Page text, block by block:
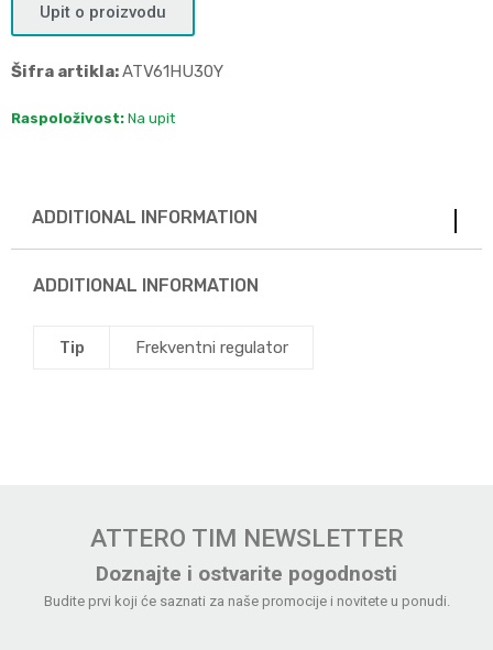
Upit o proizvodu
Šifra artikla:ATV61HU30Y
Raspoloživost: Na upit
ADDITIONAL INFORMATION
ADDITIONAL INFORMATION
Tip Frekventni regulator
ATTERO TIM NEWSLETTER
Doznajte i ostvarite pogodnosti
Budite prvi koji će saznati za naše promocije i novitete u ponudi.